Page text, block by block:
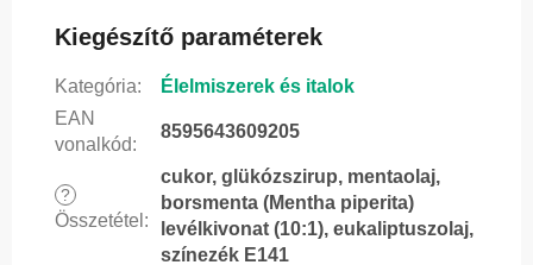
Kiegészítő paraméterek
Kategória:
Élelmiszerek és italok
EAN
vonalkód:
8595643609205
?
Összetétel :
cukor, glükózszirup, mentaolaj,
borsmenta (Mentha piperita)
levélkivonat (10:1), eukaliptuszolaj,
színezék E141